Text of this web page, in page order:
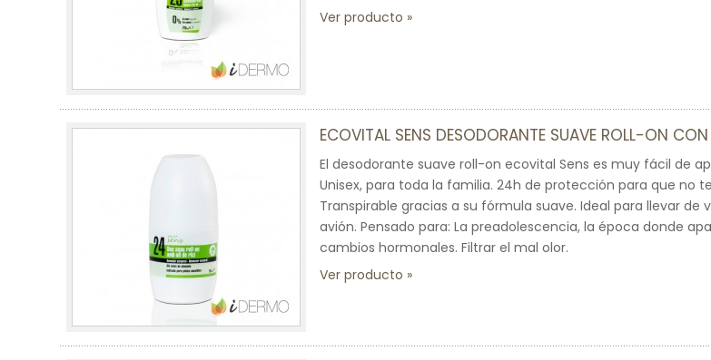
Ver producto
ECOVITAL SENS DESODORANTE SUAVE ROLL-ON
El desodorante suave roll-on ecovital Sens es muy fácil de
Unisex, para toda la familia. 24h de protección para que no
Transpirable gracias a su fórmula suave. Ideal para llevar de
avión. Pensado para: La preadolescencia, la época donde
cambios hormonales. Filtrar el mal olor.
Ver producto